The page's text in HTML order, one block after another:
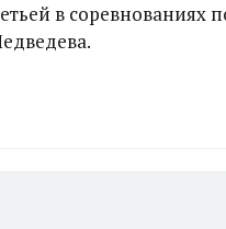
в соревнованиях